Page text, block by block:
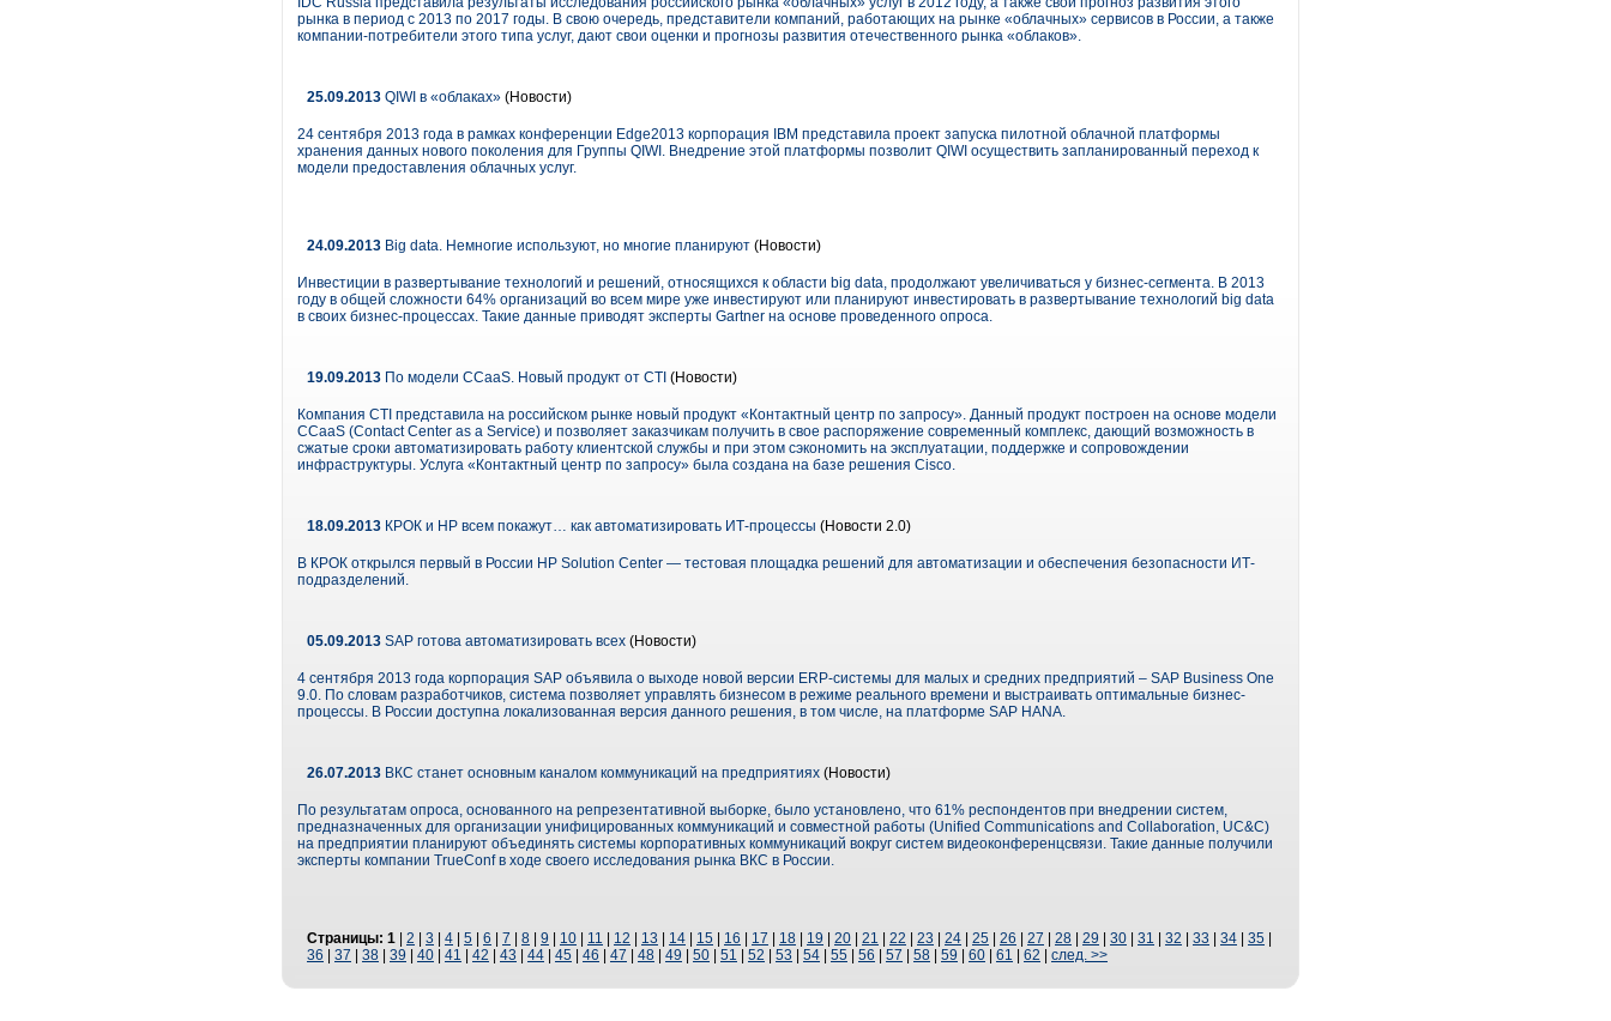
рынка в период с 2013 по 2017 годы. В свою очередь, представители компаний, работающих на рынке «облачных» сервисов в России, а также
компании-потребители этого типа услуг, дают свои оценки и прогнозы развития отечественного рынка «облаков».
25.09.2013 QIWI в «облаках» (Новости)
24 сентября 2013 года в рамках конференции Edge2013 корпорация IBM представила проект запуска пилотной облачной платформы
хранения данных нового поколения для Группы QIWI. Внедрение этой платформы позволит QIWI осуществить запланированный переход к
модели предоставления облачных услуг.
24.09.2013 Big data. Немногие используют, но многие планируют (Новости)
Инвестиции в развертывание технологий и решений, относящихся к области big data, продолжают увеличиваться у бизнес-сегмента. В 2013
году в общей сложности 64% организаций во всем мире уже инвестируют или планируют инвестировать в развертывание технологий big data
в своих бизнес-процессах. Такие данные приводят эксперты Gartner на основе проведенного опроса.
19.09.2013 По модели CCaaS. Новый продукт от CTI (Новости)
Компания CTI представила на российском рынке новый продукт «Контактный центр по запросу». Данный продукт построен на основе модели
CCaaS (Contact Center as a Service) и позволяет заказчикам получить в свое распоряжение современный комплекс, дающий возможность в
сжатые сроки автоматизировать работу клиентской службы и при этом сэкономить на эксплуатации, поддержке и сопровождении
инфраструктуры. Услуга «Контактный центр по запросу» была создана на базе решения Cisco.
18.09.2013 КРОК и HP всем покажут… как автоматизировать ИТ-процессы (Новости 2.0)
В КРОК открылся первый в России HP Solution Center — тестовая площадка решений для автоматизации и обеспечения безопасности ИТ-
подразделений.
05.09.2013 SAP готова автоматизировать всех (Новости)
4 сентября 2013 года корпорация SAP объявила о выходе новой версии ERP-системы для малых и средних предприятий – SAP Business One
9.0. По словам разработчиков, система позволяет управлять бизнесом в режиме реального времени и выстраивать оптимальные бизнес-
процессы. В России доступна локализованная версия данного решения, в том числе, на платформе SAP HANA.
26.07.2013 ВКС станет основным каналом коммуникаций на предприятиях (Новости)
По результатам опроса, основанного на репрезентативной выборке, было установлено, что 61% респондентов при внедрении систем,
предназначенных для организации унифицированных коммуникаций и совместной работы (Unified Communications and Collaboration, UC&C)
на предприятии планируют объединять системы корпоративных коммуникаций вокруг систем видеоконференцсвязи. Такие данные получили
эксперты компании TrueConf в ходе своего исследования рынка ВКС в России.
Страницы: 1 2 3 4 5 6 7 8 9 10 11 12 13 14 15 16 17 18 19 20 21 22 23 24 25 26 27 28 29 30 31 32 33 34 35
36
37 38 39 40 41 42 43 44 45 46 47 48 49 50 51 52 53 54 55 56 57 58 59 60 61 62 след. >>